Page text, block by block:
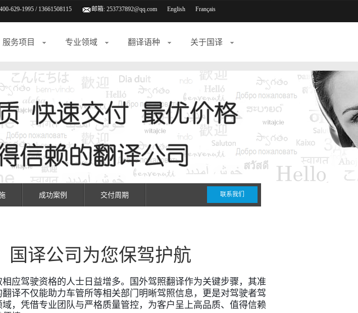
629-1995 / 13661508115 邮箱: 253737892@qq.com English Français
服务项目 专业领域 翻译语种 关于国译
成功案例 交付周期 联系我们
国译公司为您保驾护航
应驾驶资格的人士日益增多。国外驾照翻译作为关键步骤，其准
译不仅能助力车管所等相关部门明晰驾照信息，更是对驾驶者驾
，凭借专业团队与严格质量管控，为客户呈上高品质、值得信赖